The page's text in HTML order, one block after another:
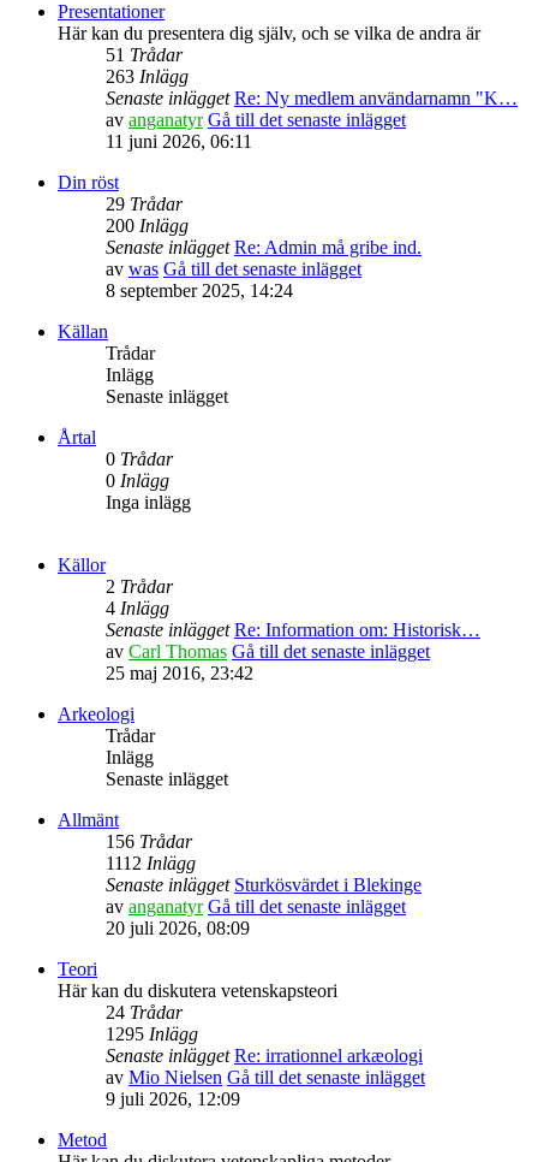
Presentationer
Här kan du presentera dig själv, och se vilka de andra är
51 Trådar
263 Inlägg
Senaste inlägget Re: Ny medlem användarnamn "K…
av anganatyr Gå till det senaste inlägget
11 juni 2026, 06:11
Din röst
29 Trådar
200 Inlägg
Senaste inlägget Re: Admin må gribe ind.
av was Gå till det senaste inlägget
8 september 2025, 14:24
Källan
Trådar
Inlägg
Senaste inlägget
Årtal
0 Trådar
0 Inlägg
Inga inlägg
Källor
2 Trådar
4 Inlägg
Senaste inlägget Re: Information om: Historisk…
av Carl Thomas Gå till det senaste inlägget
25 maj 2016, 23:42
Arkeologi
Trådar
Inlägg
Senaste inlägget
Allmänt
156 Trådar
1112 Inlägg
Senaste inlägget Sturkösvärdet i Blekinge
av anganatyr Gå till det senaste inlägget
20 juli 2026, 08:09
Teori
Här kan du diskutera vetenskapsteori
24 Trådar
1295 Inlägg
Senaste inlägget Re: irrationnel arkæologi
av Mio Nielsen Gå till det senaste inlägget
9 juli 2026, 12:09
Metod